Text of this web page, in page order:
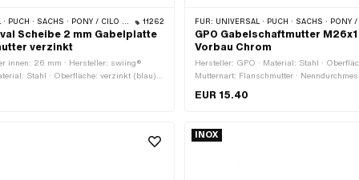
· PONY / CILO (BETA 521 & 512) · PIAGGIO · ZÜNDAPP BELMONDO · TOMOS 11262
Scheibe 2 mm Gabelplatte
verzinkt
innen: 26 mm · Hersteller: swiing®
Stahl · Oberfläche: verzinkt (blau) ·
Dicke: 2 mm
FÜR: UNIVERSAL · PUCH · SACHS · PONY / CILO (BETA 521 & 512) · ZÜNDAPP
GPO Gabelschaftmutter
Vorbau Chrom
Hersteller: GPO · Material: Stahl ·
Mutternart: Flanschmutter ·
mm · Antrieb: Aussensechskant ·
(Feingewinde)
EUR 15.40
INOX